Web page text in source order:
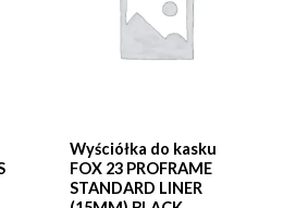
Wyściółka do kasku
FOX 23 PROFRAME
STANDARD LINER